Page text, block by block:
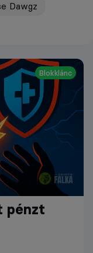
Dawgz
Blokklánc
pénzt